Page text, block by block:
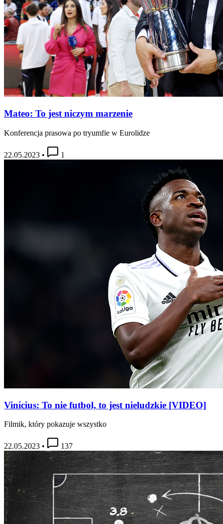
Mateo: To jest niczym marzenie
Konferencja prasowa po tryumfie w Eurolidze
22.05.2023 • 1
Vinícius: To nie futbol, to jest nieludzkie [VIDEO]
Filmik, który pokazuje wszystko
22.05.2023 • 137